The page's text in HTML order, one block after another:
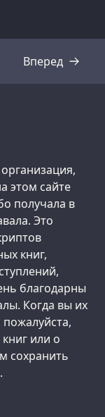
Вперед
Стенограмма
этом сайте
получала в
Это
книг,
благодарны
Когда вы их
пожалуйста,
или о
сохранить